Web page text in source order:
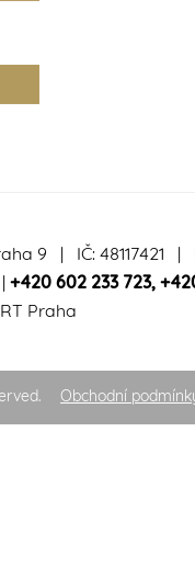
9 | IČ: 48117421 |
+420 602 233 723,
Praha
Obchodní